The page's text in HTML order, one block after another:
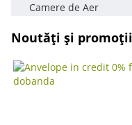
Camere de Aer
Noutăți și promoții